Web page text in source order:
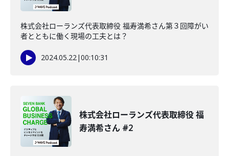
株式会社ローランズ代表取締役 福寿満希さん第３回障がい
者とともに働く現場の工夫とは？
2024.05.22|00:10:31
株式会社ローランズ代表取締役 福
寿満希さん #2